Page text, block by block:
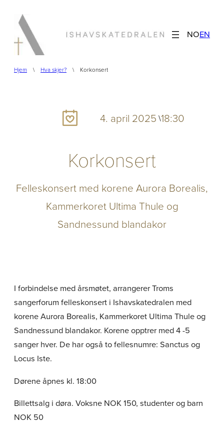
innhold
NOEN
Hjem \ Hva skjer? \ Korkonsert
4. april 2025 \18:30
Korkonsert
Felleskonsert med korene Aurora Borealis,
Kammerkoret Ultima Thule og
Sandnessund blandakor
I forbindelse med årsmøtet, arrangerer Troms
sangerforum felleskonsert i Ishavskatedralen med
korene Aurora Borealis, Kammerkoret Ultima Thule og
Sandnessund blandakor. Korene opptrer med 4 -5
sanger hver. De har også to fellesnumre: Sanctus og
Locus Iste.
Dørene åpnes kl. 18:00
Billettsalg i døra. Voksne NOK 150, studenter og barn
NOK 50